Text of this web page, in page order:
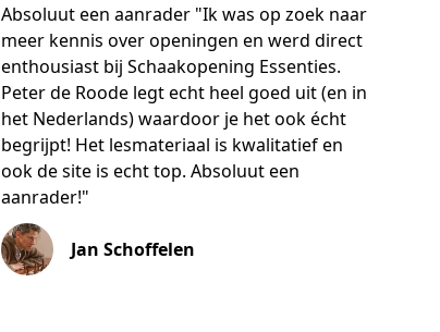
Absoluut een aanrader "Ik was op zoek naar
meer kennis over openingen en werd direct
enthousiast bij Schaakopening Essenties.
Peter de Roode legt echt heel goed uit (en in
het Nederlands) waardoor je het ook écht
begrijpt! Het lesmateriaal is kwalitatief en
ook de site is echt top. Absoluut een
aanrader!"
Jan Schoffelen